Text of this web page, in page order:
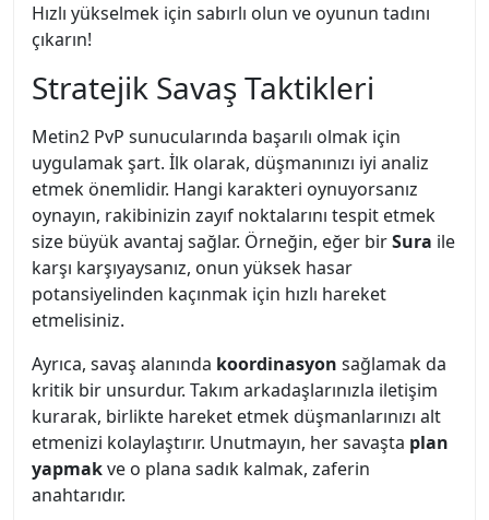
Hızlı yükselmek için sabırlı olun ve oyunun tadını
çıkarın!
Stratejik Savaş Taktikleri
Metin2 PvP sunucularında başarılı olmak için
uygulamak şart. İlk olarak, düşmanınızı iyi analiz
etmek önemlidir. Hangi karakteri oynuyorsanız
oynayın, rakibinizin zayıf noktalarını tespit etmek
size büyük avantaj sağlar. Örneğin, eğer birSura ile
karşı karşıyaysanız, onun yüksek hasar
potansiyelinden kaçınmak için hızlı hareket
etmelisiniz.
Ayrıca, savaş alanında koordinasyon sağlamak da
kritik bir unsurdur. Takım arkadaşlarınızla iletişim
kurarak, birlikte hareket etmek düşmanlarınızı alt
etmenizi kolaylaştırır. Unutmayın, her savaşta plan
yapmakve o plana sadık kalmak, zaferin
anahtarıdır.